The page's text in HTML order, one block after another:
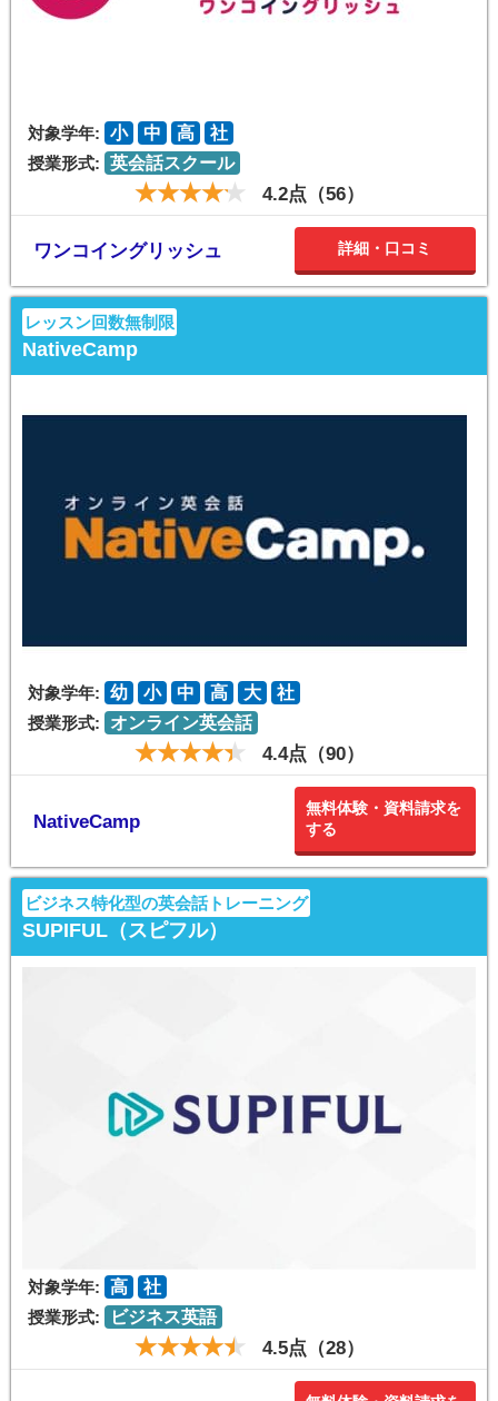
対象学年: 小 中 高
社
授業形式: 英会話スクール
4.2点（56）
ワンコイングリッシュ 詳細・口コミ
レッスン回数無制限
NativeCamp
対象学年: 幼 小 中 高 大
社
授業形式:
オンライン英会話
4.4点（90）
NativeCamp
無料体験・資料請求を
する
ビジネス特化型の英会話トレーニング
SUPIFUL（スピフル）
対象学年: 高
社
授業形式:
ビジネス英語
4.5点（28）